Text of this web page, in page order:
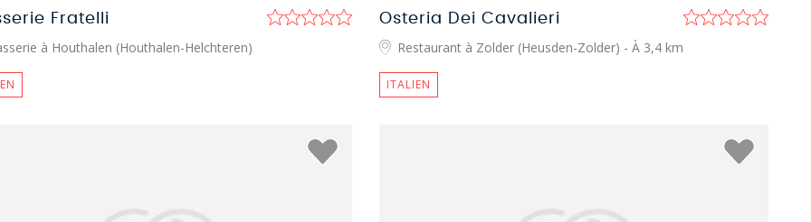
Fratelli
à Houthalen (Houthalen-Helchteren)
Osteria Dei Cavalieri
Restaurant à Zolder (Heusden-Zolder) - À 3,4 km
ITALIEN